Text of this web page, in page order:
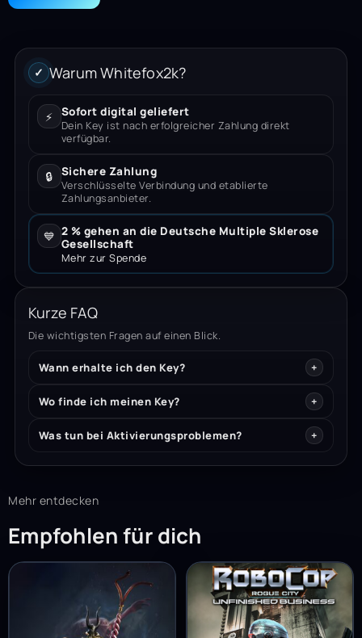
✓ Warum Whitefox2k?
⚡ Sofort digital geliefert
Dein Key ist nach erfolgreicher Zahlung direkt
verfügbar.
🔒 Sichere Zahlung
Verschlüsselte Verbindung und etablierte
Zahlungsanbieter.
💙 2 % gehen an die Deutsche Multiple Sklerose
Gesellschaft
Mehr zur Spende
Kurze FAQ
Die wichtigsten Fragen auf einen Blick.
Wann erhalte ich den Key?
Wo finde ich meinen Key?
Was tun bei Aktivierungsproblemen?
Mehr entdecken
Empfohlen für dich